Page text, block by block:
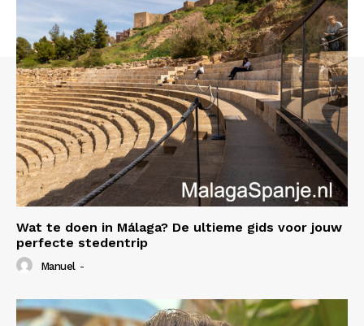
Wat te doen in Málaga? De ultieme gids voor jouw
perfecte stedentrip
Manuel -